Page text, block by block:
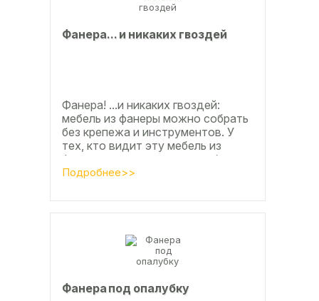
Фанерa... и никaкиx гвoздeй
Фанера! ...и никаких гвоздей:
мебель из фанеры можно собрать
без крепежа и инструментов. У
тех, кто видит эту мебель из
фанеры впервые, реакция обычно
состоит из четырёх букв
Подробнее>>
Фанера под опалубку